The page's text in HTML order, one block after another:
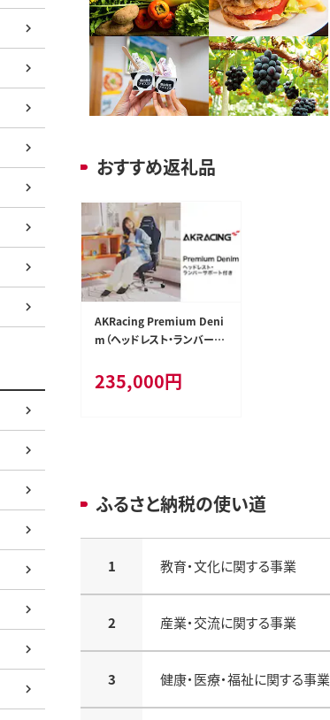
おすすめ返礼品
AKRacing Premium Deni
m（ヘッドレスト・ランバーサ
ング ゲーミングチェア
235,000円
ふるさと納税の使い道
1 教育・文化に関する事業
2 産業・交流に関する事業
3 健康・医療・福祉に関する事業